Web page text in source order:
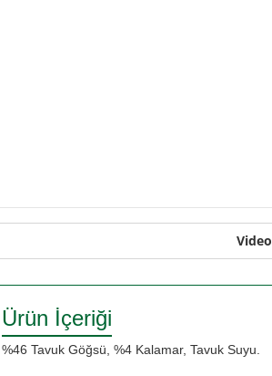
Video
Ürün İçeriği
%46 Tavuk Göğsü, %4 Kalamar, Tavuk Suyu.